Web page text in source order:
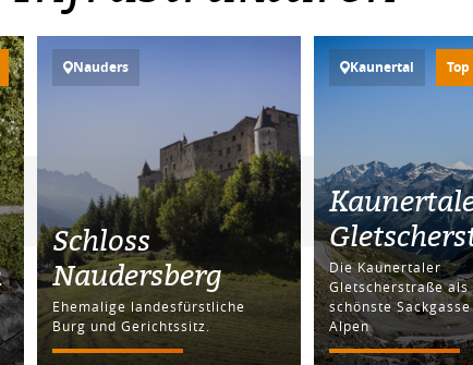
Nauders
Schloss
Naudersberg
Ehemalige landesfürstliche
Burg und Gerichtssitz.
Kaunertal
Die Kaunertaler
Gletscherstraße als
schönste
Alpen